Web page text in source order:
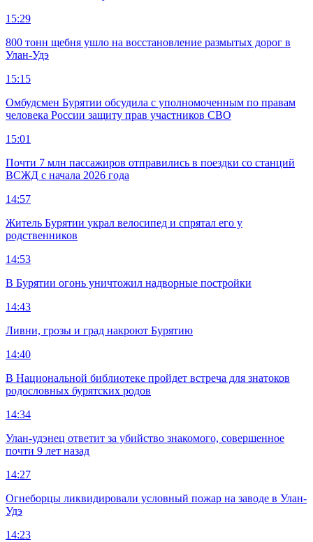
15:29
800 тонн щебня ушло на восстановление размытых дорог в
Улан-Удэ
15:15
Омбудсмен Бурятии обсудила с уполномоченным по правам
человека России защиту прав участников СВО
15:01
Почти 7 млн пассажиров отправились в поездки со станций
ВСЖД с начала 2026 года
14:57
Житель Бурятии украл велосипед и спрятал его у
родственников
14:53
В Бурятии огонь уничтожил надворные постройки
14:43
Ливни, грозы и град накроют Бурятию
14:40
В Национальной библиотеке пройдет встреча для знатоков
родословных бурятских родов
14:34
Улан-удэнец ответит за убийство знакомого, совершенное
почти 9 лет назад
14:27
Огнеборцы ликвидировали условный пожар на заводе в Улан-
Удэ
14:23